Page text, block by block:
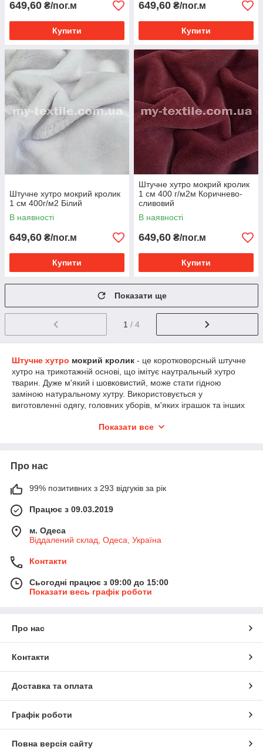
649,60 ₴/пог.м
Купити
649,60 ₴/пог.м
Купити
Штучне хутро мокрий кролик
1 см 400г/м2 Білий
В наявності
649,60 ₴/пог.м
Купити
Штучне хутро мокрий кролик
1 см 400 г/м2м Коричнево-
сливовий
В наявності
649,60 ₴/пог.м
Купити
Показати ще
1 / 4
Штучне хутро мокрий кролик - це коротковорсный штучне
хутро на трикотажній основі, що імітує наутральный хутро
тварин. Дуже м'який і шовковистий, може стати гідною
заміною натуральному хутру. Використовується у
виготовленні одягу, головних уборів, м'яких іграшок та інших
Хутряна тканина має безліч переваг, а саме:
різноманітність видів і кольорів, в тому числі і
невисоку вартість;
стійкість проти молі;
символізує захист природи і гуманність по
Весь асортимент товару є на сайті
Показати все
Про нас
99% позитивних з 293 відгуків за рік
Працює з 09.03.2019
м. Одеса
Віддалений склад, Одеса, Україна
Контакти
Сьогодні працює з 09:00 до 15:00
Показати весь графік роботи
Про нас
Контакти
Доставка та оплата
Графік роботи
Повна версія сайту